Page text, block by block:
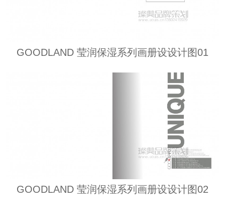
GOODLAND 莹润保湿系列画册设设计图01
GOODLAND 莹润保湿系列画册设设计图02